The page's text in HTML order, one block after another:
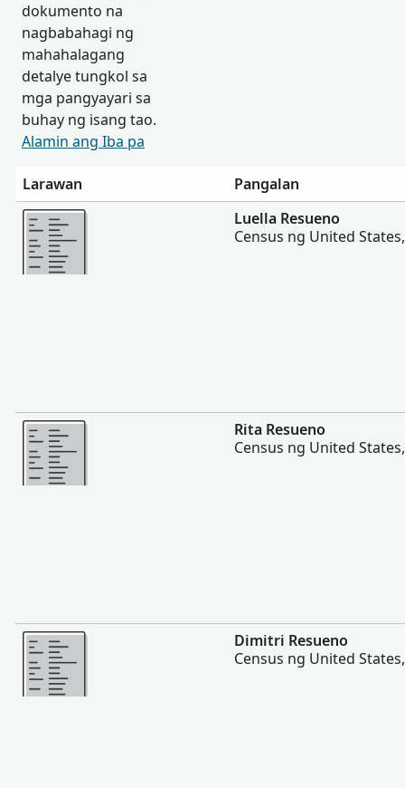
dokumento na
nagbabahagi ng
mahahalagang
detalye tungkol sa
mga pangyayari sa
buhay ng isang tao.
Alamin ang Iba pa
Larawan
Pangalan
Magpakita ng mas marami
Luella Resueno
Census ng United
Magpakita ng mas marami
Rita Resueno
Census ng United
Magpakita ng mas marami
Dimitri Resueno
Census ng United